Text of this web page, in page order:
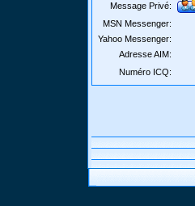
Message Privé:
MSN Messenger:
Yahoo Messenger:
Adresse AIM:
Numéro ICQ: